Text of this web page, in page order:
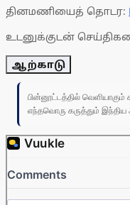
தினமணியைத் தொடர:
உடனுக்குடன்
ஆற்காடு
பின்னூட்டத்தில் வெளியாகும்
எந்தவொரு கருத்தும் இந்திய